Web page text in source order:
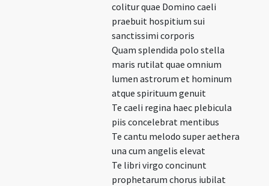
colitur quae Domino caeli
praebuit hospitium sui
sanctissimi corporis
Quam splendida polo stella
maris rutilat quae omnium
lumen astrorum et hominum
atque spirituum genuit
Te caeli regina haec plebicula
piis concelebrat mentibus
Te cantu melodo super aethera
una cum angelis elevat
Te libri virgo concinunt
prophetarum chorus iubilat